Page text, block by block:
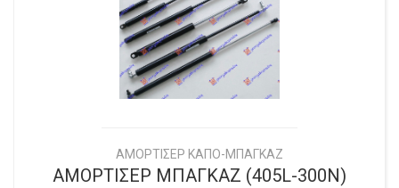
ΑΜΟΡΤΙΣΕΡ ΚΑΠΟ-ΜΠΑΓΚΑΖ
ΑΜΟΡΤΙΣΕΡ ΜΠΑΓΚΑΖ (405L-300N)